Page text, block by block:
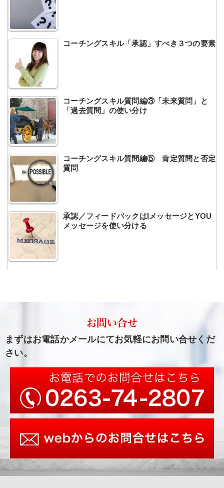
コーチングスキル「承認」すべき３つの要素
コーチングスキル質問編③「未来質問」と
「過去質問」の使い分け
コーチングスキル質問編⑤ 肯定質問と否定
質問
承認／フィードバックはIメッセージとYOU
メッセージを使い分ける
まずはお電話かメールにてお気軽にお問い合せくだ
さい。